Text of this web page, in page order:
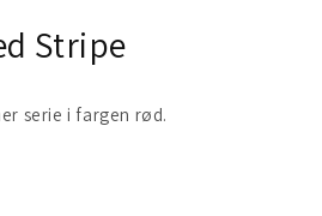
Stripe
serie i fargen rød.